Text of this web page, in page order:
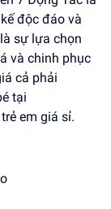
độc đáo và
sự lựa chọn
và chinh phục
cả phải
tại
em giá sỉ.